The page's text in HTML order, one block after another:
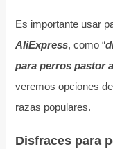
Es importante usar
AliExpress, como “
para perros pastor
veremos opciones
razas populares.
Disfraces para